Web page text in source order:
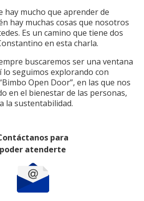
hay mucho que aprender de
hay muchas cosas que nosotros
Es un camino que tiene dos
en esta charla.
buscaremos ser una ventana
lo seguimos explorando con
Open Door”, en las que nos
en el bienestar de las personas,
la sustentabilidad.
para
poder atenderte